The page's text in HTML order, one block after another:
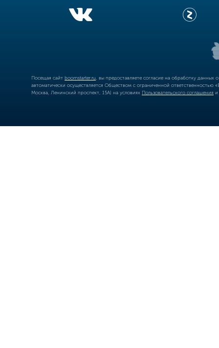
Посещая сайт boomstarter.ru , вы предоставляете согласие на обработку
автоматически осуществляется Обществом с ограниченной
Москва, Ленинский проспект, 15А) на условиях Пользовательского соглашения и